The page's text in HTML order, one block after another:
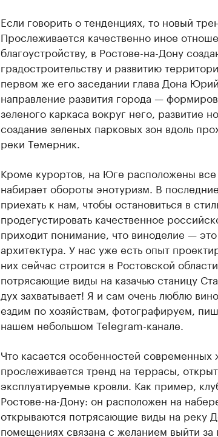
Если говорить о тенденциях, то новый
Прослеживается качественно иное
благоустройству, в Ростове-на-Дону
градостроительству и развитию
первом же его заседании глава Дона
направление развития города —
зеленого каркаса вокруг него, развитие
создание зеленых парковых зон вдоль
реки Темерник.
Кроме курортов, на Юге расположены
набирает обороты энотуризм. В
приехать к нам, чтобы остановиться в
продегустировать качественное
приходит понимание, что виноделие —
архитектура. У нас уже есть опыт
них сейчас строится в Ростовской
потрясающие виды на казачью станицу
дух захватывает! Я и сам очень люблю
ездим по хозяйствам, фотографируем,
нашем небольшом Telegram-канале.
Что касается особенностей современных
прослеживается тренд на террасы,
эксплуатируемые кровли. Как пример,
Ростове-на-Дону: он расположен на
открываются потрясающие виды на реку
помещениях связана с желанием выйти